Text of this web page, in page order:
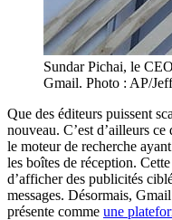
Sundar Pichai, le
Gmail. Photo : AP/
Que des éditeurs puissent
nouveau. C’est d’ailleurs
le moteur de recherche
les boîtes de réception.
d’afficher des publicités
messages. Désormais,
présente comme une